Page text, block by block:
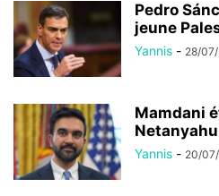
Pedro
jeune
Yannis - 28/
Mamdani
Netanyahu
Yannis - 20/